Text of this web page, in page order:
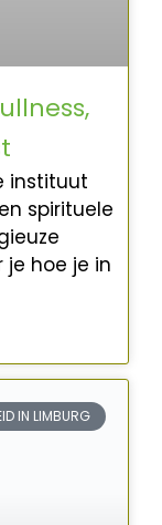
instituut
spirituele
je hoe je in
IN LIMBURG